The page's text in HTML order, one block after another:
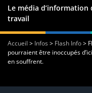
Le média
travail
Accueil > Infos> Flash Info>
pourraient être inoccupés
en souffrent.